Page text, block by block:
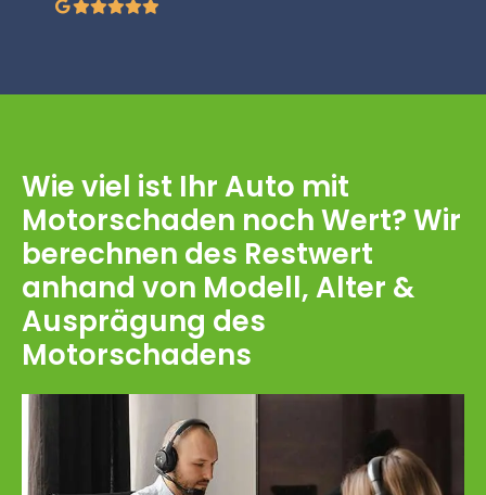
Wie viel ist Ihr Auto mit
Motorschaden noch Wert? Wir
berechnen des Restwert
anhand von Modell, Alter &
Ausprägung des
Motorschadens